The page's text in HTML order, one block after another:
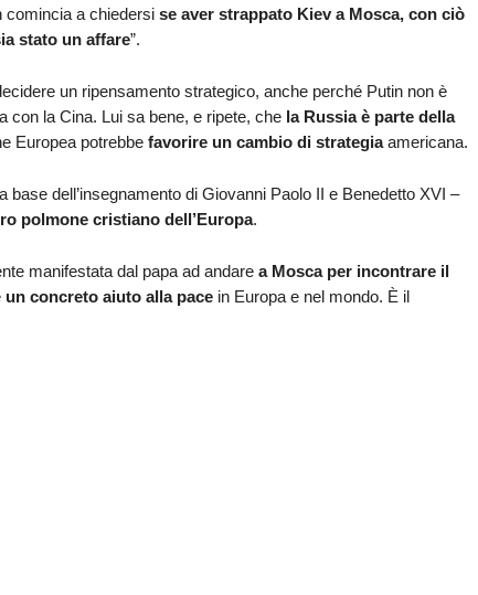
comincia a chiedersi se aver strappato Kiev a Mosca, con ciò
stato un affare”.
un ripensamento strategico, anche perché Putin non è
con la Cina. Lui sa bene, e ripete, che la Russia è parte della
Europea potrebbe favorire un cambio di strategiaamericana.
base dell’insegnamento di Giovanni Paolo II e Benedetto XVI –
polmone cristiano dell’Europa.
manifestata dal papa ad andare a Mosca per incontrare il
un concreto aiuto alla pacein Europa e nel mondo. È il